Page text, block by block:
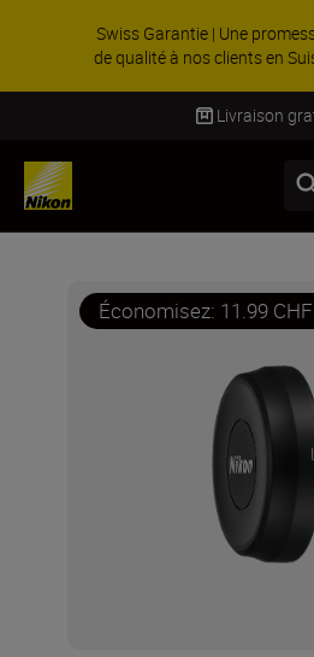
Swiss Garantie | Une
de qualité à nos clients en
Livraison
Économisez: 11.99 CHF